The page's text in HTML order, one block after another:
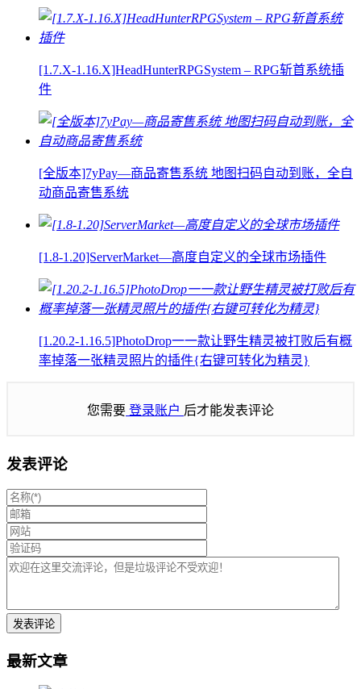
[1.7.X-1.16.X]HeadHunterRPGSystem – RPG斩首系统插
件
[全版本]7yPay—商品寄售系统 地图扫码自动到账，全自
动商品寄售系统
[1.8-1.20]ServerMarket—高度自定义的全球市场插件
[1.20.2-1.16.5]PhotoDrop一一款让野生精灵被打败后有概
率掉落一张精灵照片的插件{右键可转化为精灵}
您需要 登录账户 后才能发表评论
发表评论
最新文章